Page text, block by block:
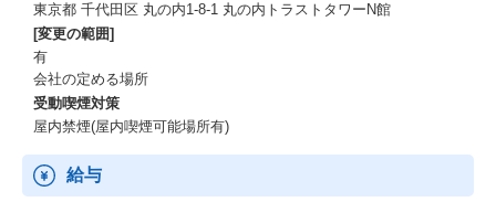
東京都 千代田区 丸の内1-8-1 丸の内トラストタワーN館
[変更の範囲]
有
会社の定める場所
受動喫煙対策
屋内禁煙(屋内喫煙可能場所有)
給与